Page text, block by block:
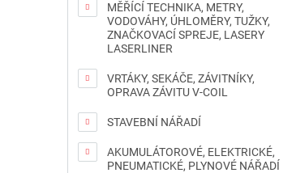
MĚŘÍCÍ TECHNIKA, METRY,
VODOVÁHY, ÚHLOMĚRY, TUŽKY,
ZNAČKOVACÍ SPREJE, LASERY
LASERLINER
VRTÁKY, SEKÁČE, ZÁVITNÍKY,
OPRAVA ZÁVITU V-COIL
STAVEBNÍ NÁŘADÍ
AKUMULÁTOROVÉ, ELEKTRICKÉ,
PNEUMATICKÉ, PLYNOVÉ NÁŘADÍ